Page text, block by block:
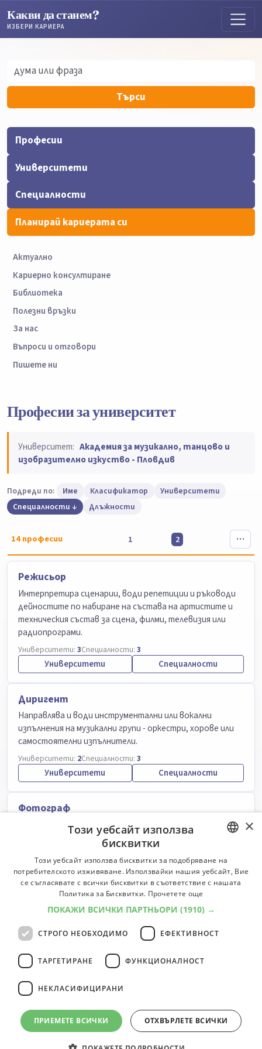
Какви да станем?
ИЗБЕРИ КАРИЕРА
Търси
Професии
Университети
Специалности
Планирай кариерата си
Актуално
Кариерно консултиране
Библиотека
Полезни връзки
За нас
Въпроси и отговори
Пишете ни
Професии за университет
Университет: Академия за музикално, танцово и
изобразително изкуство - Пловдив
Подреди по: Име Класификатор
Университети
Специалности
Длъжности
14професии 1 2
Режисьор
Интерпретира сценарии, води репетиции и ръководи
дейностите по набиране на състава на артистите и
техническия състав за сцена, филми, телевизия или
радиопрограми.
Университети: 3Специалности: 3
Университети Специалности
Диригент
Направлява и води инструментални или вокални
изпълнения на музикални групи - оркестри, хорове или
самостоятелни изпълнители.
Университети: 2Специалности: 3
Университети Специалности
Фотограф
Служи си с фотоапарат или камера, за да заснеме или
запише различни обекти.
Университети Специалности
Музикален аранжор
Класификатор:2453Университети:2Специалности:2
14професии
BULGARIAN
ENGLISH
×
Този уебсайт използва
бисквитки
Този уебсайт използва бисквитки за подобряване на
потребителското изживяване. Използвайки нашия уебсайт, Вие
се съгласявате с всички бисквитки в съответствие с нашата
Политика за Бисквитки. Прочетете още
ПОКАЖИ ВСИЧКИ ПАРТНЬОРИ (1910) →
СТРОГО НЕОБХОДИМО ЕФЕКТИВНОСТ
ТАРГЕТИРАНЕ ФУНКЦИОНАЛНОСТ
НЕКЛАСИФИЦИРАНИ
ПРИЕМЕТЕ ВСИЧКИ ОТХВЪРЛЕТЕ ВСИЧКИ